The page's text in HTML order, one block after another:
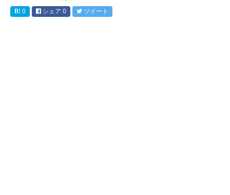
0
シェア 0 ツイート